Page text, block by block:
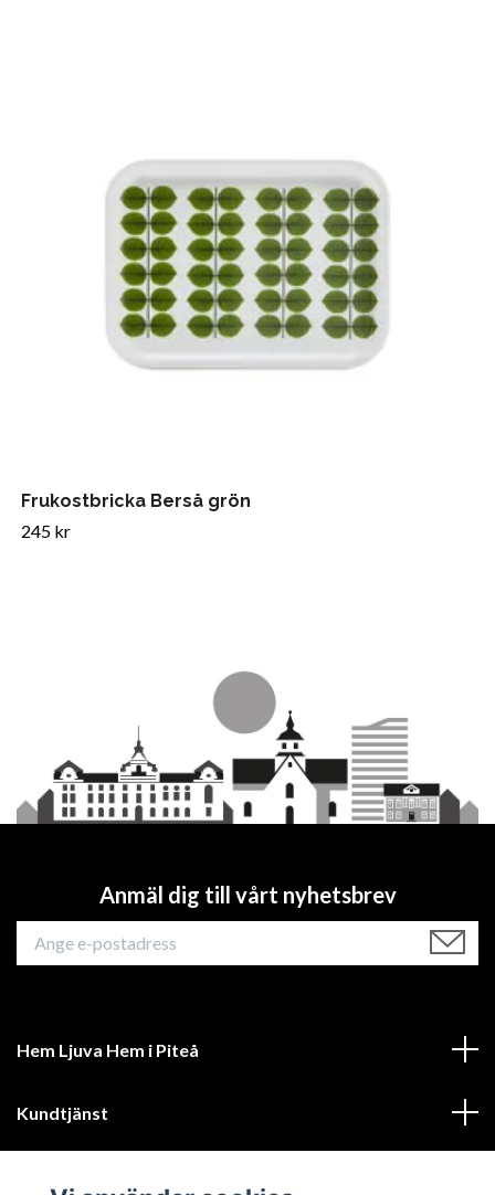
Frukostbricka Berså grön
245 kr
Anmäl dig till vårt nyhetsbrev
Hem Ljuva Hem i Piteå
Kundtjänst